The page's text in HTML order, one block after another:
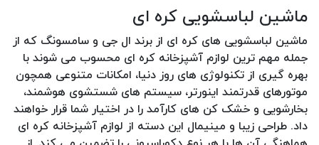
ماشین لباسشویی کره ای
ماشین لباسشویی های کره ای از برند ال جی و سامسونگ که از
جمله مهم ترین لوازم آشپزخانه کره ای محسوب می شوند با
بهره گیری از تکنولوژی های روز دنیا، امکانات متنوعی همچون
موتورهای قدرتمند اینورتر، سیستم های شستشوی هوشمند،
بخارشویی و خشک کن های کارآمد را در اختیار شما قرار خواهند
داد. طراحی زیبا و مینیمال این دسته از لوازم آشپزخانه کره ای